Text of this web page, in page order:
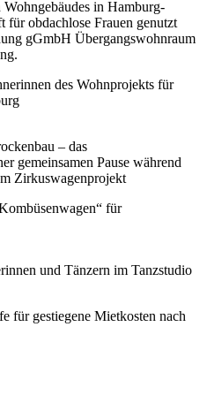
des Wohnprojekts für
für
für gestiegene Mietkosten nach